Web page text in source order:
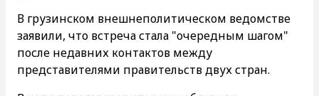
В грузинском внешнеполитическом ведомстве
заявили, что встреча стала "очередным шагом"
после недавних контактов между
представителями правительств двух стран.